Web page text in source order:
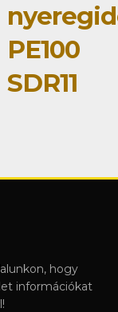
PE100
SDR11
hogy
információkat